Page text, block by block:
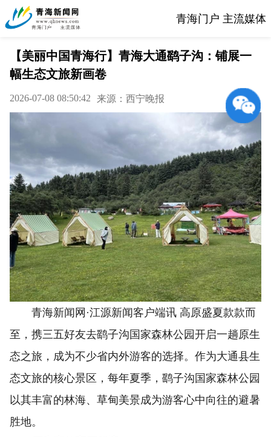
青海门户 主流媒体
【美丽中国青海行】青海大通鹞子沟：铺展一
幅生态文旅新画卷
2026-07-08 08:50:42 来源：西宁晚报
青海新闻网·江源新闻客户端讯 高原盛夏款款而
至，携三五好友去鹞子沟国家森林公园开启一趟原生
态之旅，成为不少省内外游客的选择。作为大通县生
态文旅的核心景区，每年夏季，鹞子沟国家森林公园
以其丰富的林海、草甸美景成为游客心中向往的避暑
胜地。